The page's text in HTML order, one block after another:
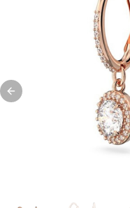
Previous slide